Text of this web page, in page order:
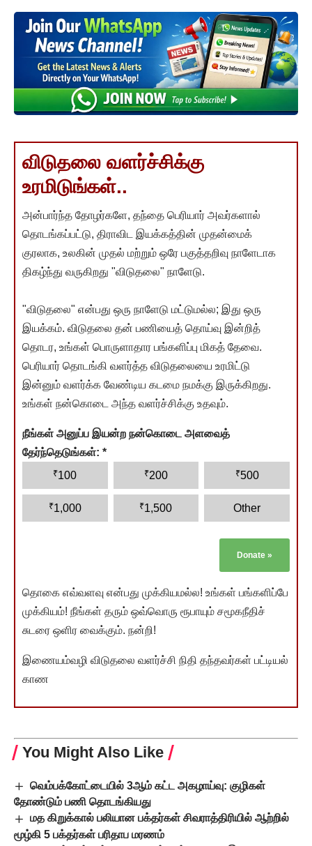
விடுதலை வளர்ச்சிக்கு
உரமிடுங்கள்..
அன்பார்ந்த தோழர்களே, தந்தை பெரியார் அவர்களால்
தொடங்கப்பட்டு, திராவிட இயக்கத்தின் முதன்மைக்
குரலாக, உலகின் முதல் மற்றும் ஒரே பகுத்தறிவு நாளேடாக
திகழ்ந்து வருகிறது "விடுதலை" நாளேடு.
"விடுதலை" என்பது ஒரு நாளேடு மட்டுமல்ல; இது ஒரு
இயக்கம். விடுதலை தன் பணியைத் தொய்வு இன்றித்
தொடர, உங்கள் பொருளாதார பங்களிப்பு மிகத் தேவை.
பெரியார் தொடங்கி வளர்த்த விடுதலையை உரமிட்டு
இன்னும் வளர்க்க வேண்டிய கடமை நமக்கு இருக்கிறது.
உங்கள் நன்கொடை அந்த வளர்ச்சிக்கு உதவும்.
நீங்கள் அனுப்ப இயன்ற நன்கொடை அளவைத்
தேர்ந்தெடுங்கள்: *
₹100 ₹200 ₹500
₹1,000 ₹1,500 Other
Donate »
தொகை எவ்வளவு என்பது முக்கியமல்ல! உங்கள் பங்களிப்பே
முக்கியம்! நீங்கள் தரும் ஒவ்வொரு ரூபாயும் சமூகநீதிச்
சுடரை ஒளிர வைக்கும். நன்றி!
இணையம்வழி விடுதலை வளர்ச்சி நிதி தந்தவர்கள் பட்டியல்
காண
You Might Also Like
வெம்பக்கோட்டையில் 3ஆம் கட்ட அகழாய்வு: குழிகள்
தோண்டும் பணி தொடங்கியது
மத கிறுக்கால் பலியான பக்தர்கள் சிவராத்திரியில் ஆற்றில்
மூழ்கி 5 பக்தர்கள் பரிதாப மரணம்